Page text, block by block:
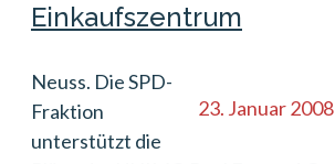
Einkaufszentrum
23. Januar 2008
Neuss. Die SPD-
Fraktion
unterstützt die